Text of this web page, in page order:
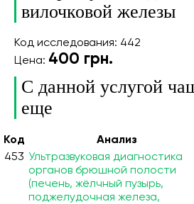
вилочковой железы
Код исследования: 442
Цена: 400 грн.
С данной услугой
еще
Код Анализ
453 Ультразвуковая диагностика
органов брюшной полости
(печень, жёлчный пузырь,
поджелудочная железа,